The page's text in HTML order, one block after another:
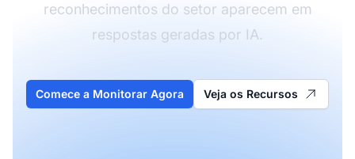
reconhecimentos do setor aparecem em
respostas geradas por IA.
Comece a Monitorar Agora Veja os Recursos